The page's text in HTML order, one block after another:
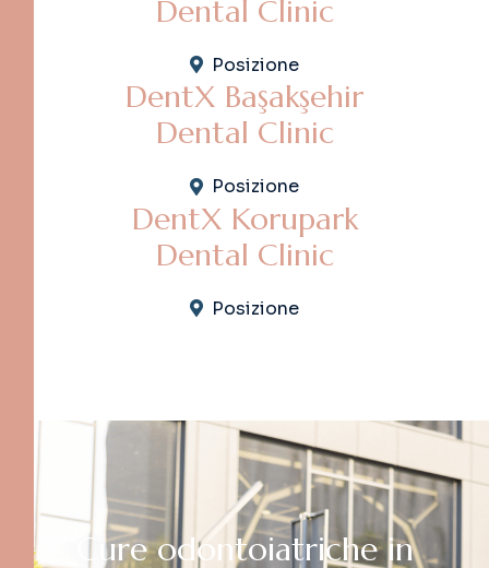
Dental Clinic
Posizione
DentX Başakşehir
Dental Clinic
Posizione
DentX Korupark
Dental Clinic
Posizione
C ure odontoiatriche in